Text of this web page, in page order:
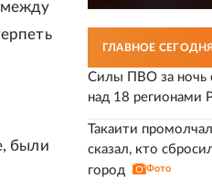
между
были
ГЛАВНОЕ
Силы ПВО за
над 18 регионами
Такаити
сказал, кто
город
Фото